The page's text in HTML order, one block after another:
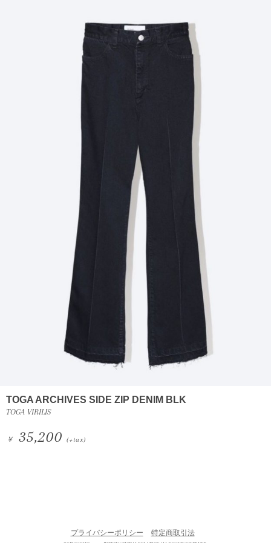
TOGA ARCHIVES SIDE ZIP DENIM BLK
TOGA VIRILIS
￥ 35,200(+tax)
プライバシーポリシー 特定商取引法